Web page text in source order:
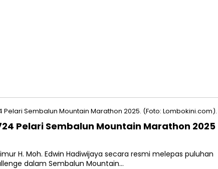
Pelari Sembalun Mountain Marathon 2025
H. Moh. Edwin Hadiwijaya secara resmi melepas puluhan
dalam Sembalun Mountain…